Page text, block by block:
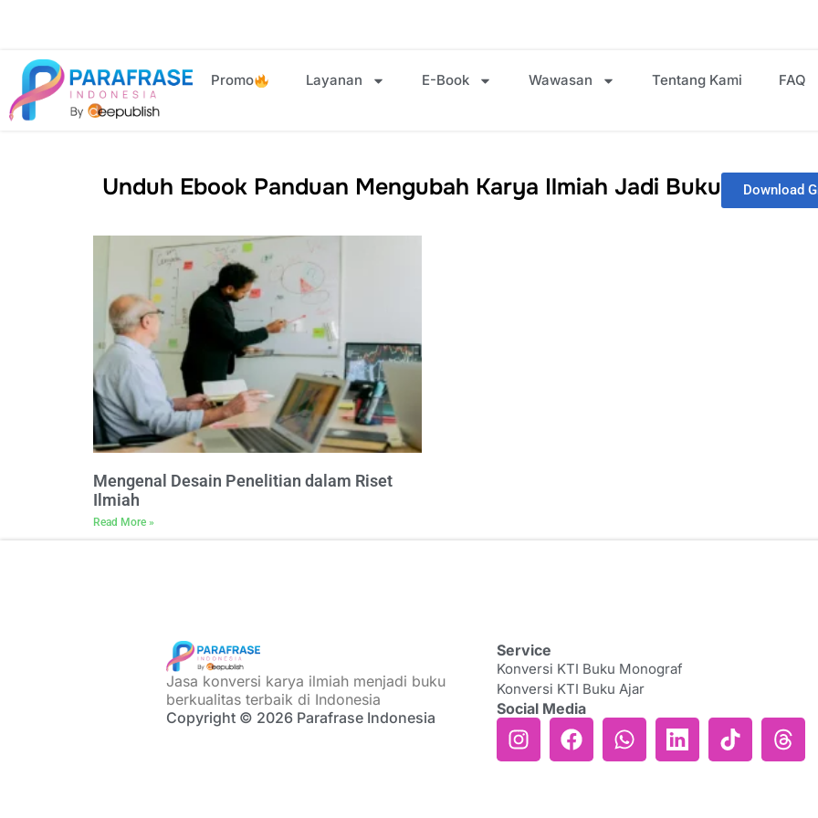
Promo Layanan E-Book Wawasan Tentang Kami FAQ
Unduh Ebook Panduan Mengubah Karya Ilmiah Jadi Buku Download
Mengenal Desain Penelitian dalam Riset
Ilmiah
Read More »
Jasa konversi karya ilmiah menjadi buku
berkualitas terbaik di Indonesia
Copyright © 2026 Parafrase Indonesia
Service
Konversi KTI Buku Monograf
Konversi KTI Buku Ajar
Social Media